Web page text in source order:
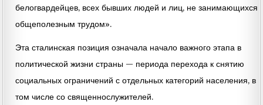
белогвардейцев, всех бывших людей и лиц, не занимающихся
общеполезным трудом».
Эта сталинская позиция означала начало важного этапа в
политической жизни страны — периода перехода к снятию
социальных ограничений с отдельных категорий населения, в
том числе со священнослужителей.